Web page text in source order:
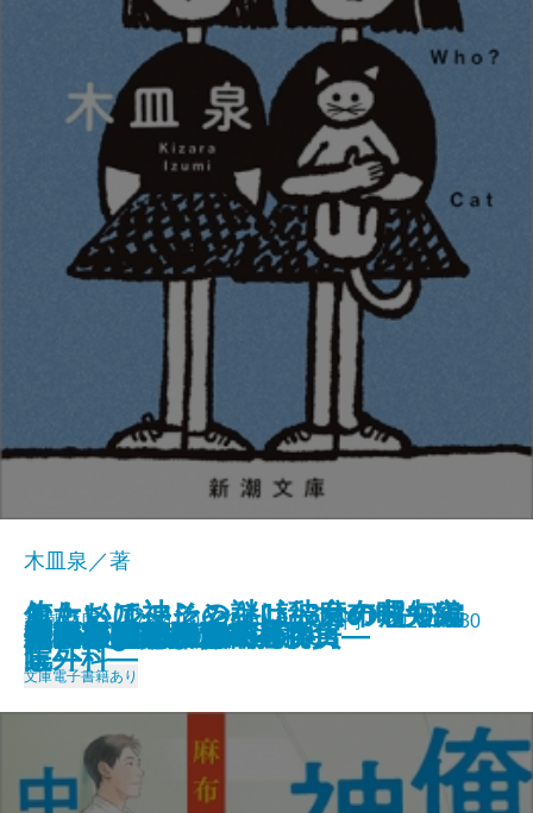
あの夏の正解
クジラアタマの王様
ツナグ 想い人の心得
Yuming Tribute Stories
伊豆の踊子
石原家の人びと
オペラ座の怪人
エナメル―その謎は彼女の暇つぶ
し―
おもいでマシン―1話3分の超短編
集―
カゲロボ
木皿泉／著
新潮文庫 978-4-10-103961-9 649円 2022/05/30
文庫電子書籍あり
俺たちは神じゃない―麻布中央病
院外科―
短歌と俳句の五十番勝負
手のひらの楽園
清明―隠蔽捜査8―
やまいだれの歌
正岡子規
あたしたち、海へ
成功は時間が10割
別れの季節―お鳥見女房―
焔